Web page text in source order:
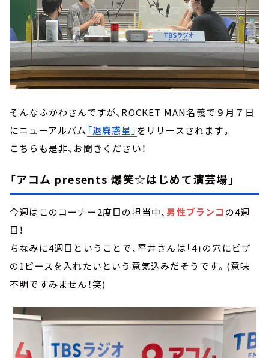
そんなふかわさんですが、ROCKET MAN名義で９月７日
にニューアルバム 「退廃惑星」をリリースされます。
こちらも是非、お聞きください！
「アコム presents 爆笑☆はじめて演芸場」
今週はこのコーナー2度目の担当中、男性ブランコ の4週
目！
ちなみに4週目ということで、平井さんは「4」の穴にピザ
の1ピースを入れたいという意気込みだそうです。(意味
不明ですみません！笑)